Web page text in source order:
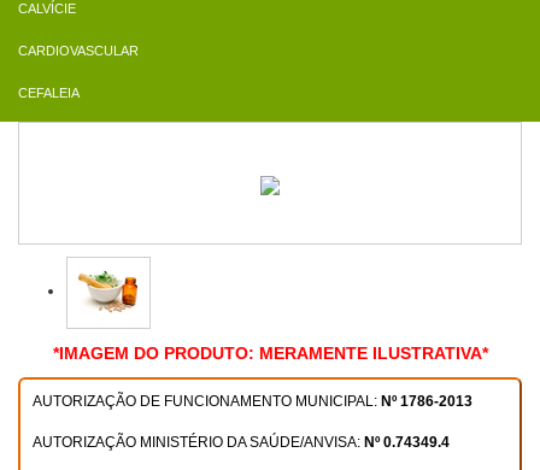
CALVÍCIE
CARDIOVASCULAR
CEFALEIA
*IMAGEM DO PRODUTO: MERAMENTE ILUSTRATIVA*
AUTORIZAÇÃO DE FUNCIONAMENTO MUNICIPAL: Nº 1786-2013
AUTORIZAÇÃO MINISTÉRIO DA SAÚDE/ANVISA: Nº 0.74349.4